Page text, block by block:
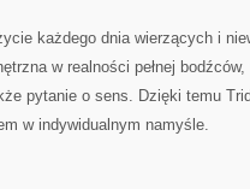
każdego dnia wierzących i
w realności pełnej
pytanie o sens. Dzięki temu
w indywidualnym namyśle.